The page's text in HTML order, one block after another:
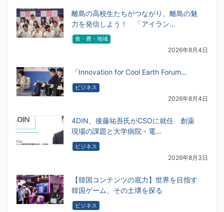
離島の高校生たちがつながり、離島の魅
力を発信しよう！ 「アイラン…
食・農・地域
2026年8月4日
「Innovation for Cool Earth Forum…
ビジネス
2026年8月4日
4DIN、後藤祐吾氏がCSOに就任 創薬
現場の課題と大学病院・電…
ビジネス
2026年8月3日
【韓国コンテンツの底力】世界を目指す
韓国ゲーム、その土壌を探る
ビジネス